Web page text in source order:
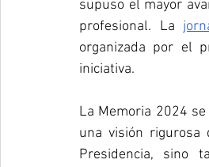
supuso el mayor
profesional. La
organizada por el
iniciativa.
La Memoria 2024
una visión
Presidencia, sino